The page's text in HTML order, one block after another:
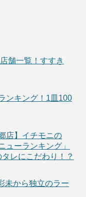
舗一覧！すすき
ンキング！1皿100
店】イチモニの
ューランキング」
レにこだわり！？
未から独立のラー